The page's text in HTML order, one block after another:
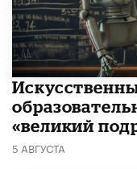
«великий
5 АВГУСТА